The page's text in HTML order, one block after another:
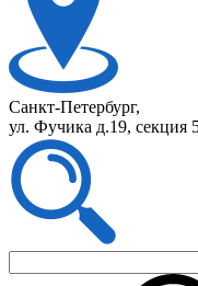
Санкт-Петербург,
ул. Фучика д.19, секция